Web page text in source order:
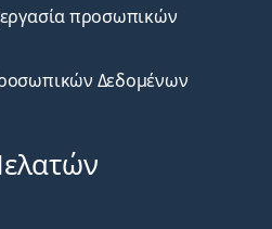
προσωπικών
Δεδομένων